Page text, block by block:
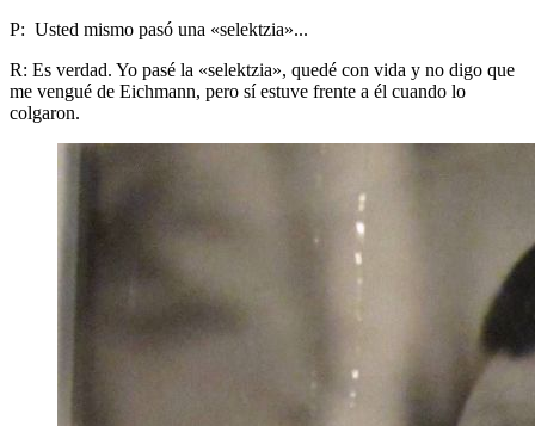
P: Usted mismo pasó una «selektzia»...
R: Es verdad. Yo pasé la «selektzia», quedé con vida y no digo que
me vengué de Eichmann, pero sí estuve frente a él cuando lo
colgaron.